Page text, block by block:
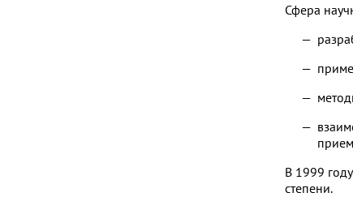
Сфера
В 1999
степени.